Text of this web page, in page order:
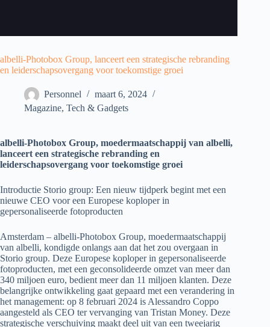
albelli-Photobox Group, lanceert een strategische rebranding
en leiderschapsovergang voor toekomstige groei
Personnel
maart 6, 2024
Magazine, Tech & Gadgets
albelli-Photobox Group, moedermaatschappij van albelli,
lanceert een strategische rebranding en
leiderschapsovergang voor toekomstige groei
Introductie Storio group: Een nieuw tijdperk begint met een
nieuwe CEO voor een Europese koploper in
gepersonaliseerde fotoproducten
Amsterdam – albelli-Photobox Group, moedermaatschappij
van albelli, kondigde onlangs aan dat het zou overgaan in
Storio group. Deze Europese koploper in gepersonaliseerde
fotoproducten, met een geconsolideerde omzet van meer dan
340 miljoen euro, bedient meer dan 11 miljoen klanten. Deze
belangrijke ontwikkeling gaat gepaard met een verandering in
het management: op 8 februari 2024 is Alessandro Coppo
aangesteld als CEO ter vervanging van Tristan Money. Deze
strategische verschuiving maakt deel uit van een tweejarig